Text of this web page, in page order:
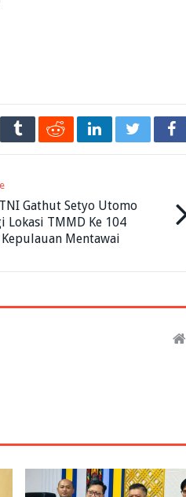
Gathut Setyo Utomo
Lokasi TMMD Ke 104
Mentawai